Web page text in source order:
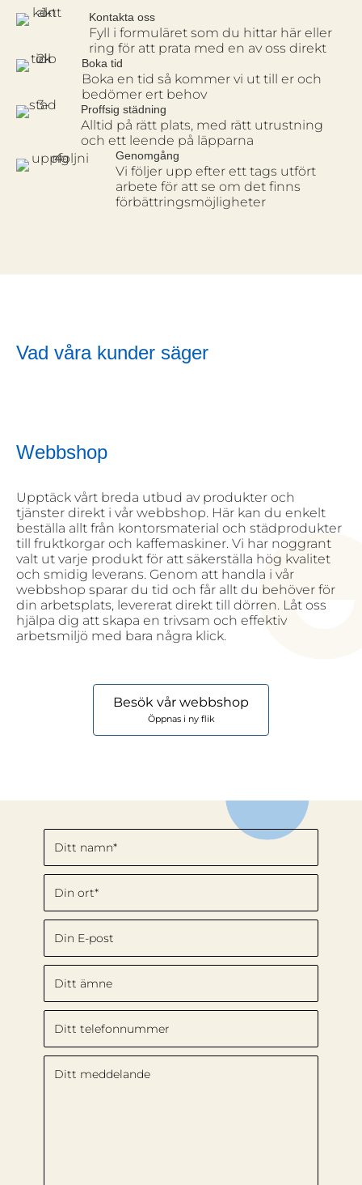
Kontakta oss
Fyll i formuläret som du hittar här eller
ring för att prata med en av oss direkt
Boka tid
Boka en tid så kommer vi ut till er och
bedömer ert behov
Proffsig städning
Alltid på rätt plats, med rätt utrustning
och ett leende på läpparna
Genomgång
Vi följer upp efter ett tags utfört
arbete för att se om det finns
förbättringsmöjligheter
Vad våra kunder säger
Webbshop
Upptäck vårt breda utbud av produkter och
tjänster direkt i vår webbshop. Här kan du enkelt
beställa allt från kontorsmaterial och städprodukter
till fruktkorgar och kaffemaskiner. Vi har noggrant
valt ut varje produkt för att säkerställa hög kvalitet
och smidig leverans. Genom att handla i vår
webbshop sparar du tid och får allt du behöver för
din arbetsplats, levererat direkt till dörren. Låt oss
hjälpa dig att skapa en trivsam och effektiv
arbetsmiljö med bara några klick.
Besök vår webbshop
Öppnas i ny flik